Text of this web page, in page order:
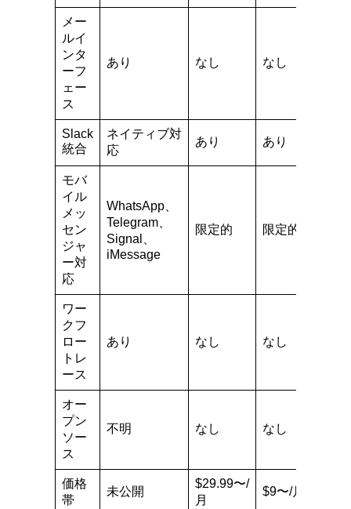
メー
ルイ
ンタ
ーフ
ェー
ス
あり なし なし
Slack
統合
ネイティブ対
応
あり あり
モバ
イル
メッ
セン
ジャ
ー対
応
WhatsApp、
Telegram、
Signal、
iMessage
限定的 限定的
ワー
クフ
ロー
トレ
ース
あり なし なし
オー
プン
ソー
ス
不明 なし なし
価格
帯
未公開
$29.99〜/
月
$9〜/月